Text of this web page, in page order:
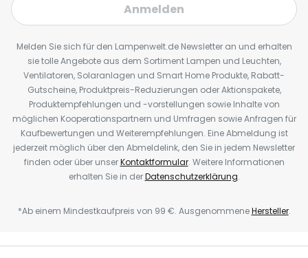
Anmelden
Melden Sie sich für den Lampenwelt.de Newsletter an und erhalten
sie tolle Angebote aus dem Sortiment Lampen und Leuchten,
Ventilatoren, Solaranlagen und Smart Home Produkte, Rabatt-
Gutscheine, Produktpreis-Reduzierungen oder Aktionspakete,
Produktempfehlungen und -vorstellungen sowie Inhalte von
möglichen Kooperationspartnern und Umfragen sowie Anfragen für
Kaufbewertungen und Weiterempfehlungen. Eine Abmeldung ist
jederzeit möglich über den Abmeldelink, den Sie in jedem Newsletter
finden oder über unserKontaktformular. Weitere Informationen
erhalten Sie in derDatenschutzerklärung.
*Ab einem Mindestkaufpreis von 99 €. AusgenommeneHersteller.